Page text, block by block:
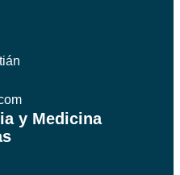
y Medicina